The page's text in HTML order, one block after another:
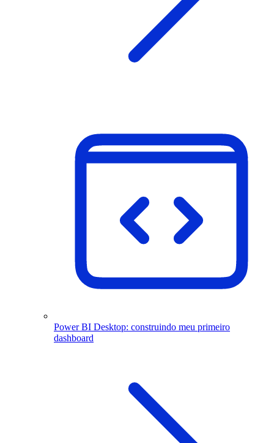
Power BI Desktop: construindo meu primeiro
dashboard